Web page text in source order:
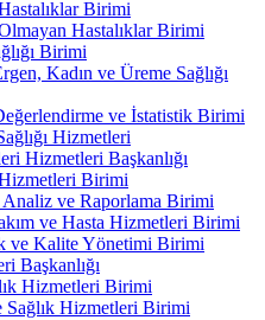
Birimi
Hastalıklar Birimi
Birimi
Kadın ve Üreme Sağlığı
ve İstatistik Birimi
Hizmetleri
Hizmetleri Başkanlığı
Birimi
ve Raporlama Birimi
ve Hasta Hizmetleri Birimi
ve Kalite Yönetimi Birimi
Başkanlığı
Hizmetleri Birimi
Sağlık Hizmetleri Birimi